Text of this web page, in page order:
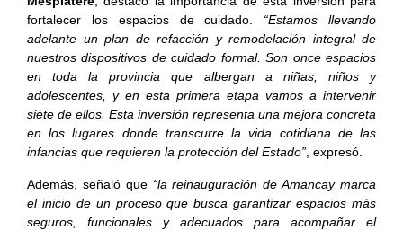
fortalecer los espacios de cuidado. “Estamos llevando
adelante un plan de refacción y remodelación integral de
nuestros dispositivos de cuidado formal. Son once espacios
en toda la provincia que albergan a niñas, niños y
adolescentes, y en esta primera etapa vamos a intervenir
siete de ellos. Esta inversión representa una mejora concreta
en los lugares donde transcurre la vida cotidiana de las
infancias que requieren la protección del Estado”, expresó.
Además, señaló que “la reinauguración de Amancay marca
el inicio de un proceso que busca garantizar espacios más
seguros, funcionales y adecuados para acompañar el